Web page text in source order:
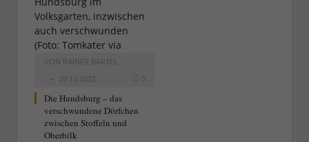
VON RAINER BARTEL
20.12.2022
0
Die Hundsburg – das
verschwundene Dörfchen
zwischen Stoffeln und
Oberbilk